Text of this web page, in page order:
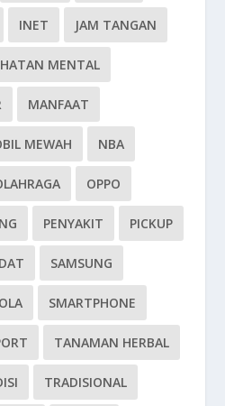
INET JAM TANGAN
MENTAL
MANFAAT
MEWAH NBA
OPPO
PENYAKIT PICKUP
SAMSUNG
SMARTPHONE
TANAMAN HERBAL
TRADISIONAL